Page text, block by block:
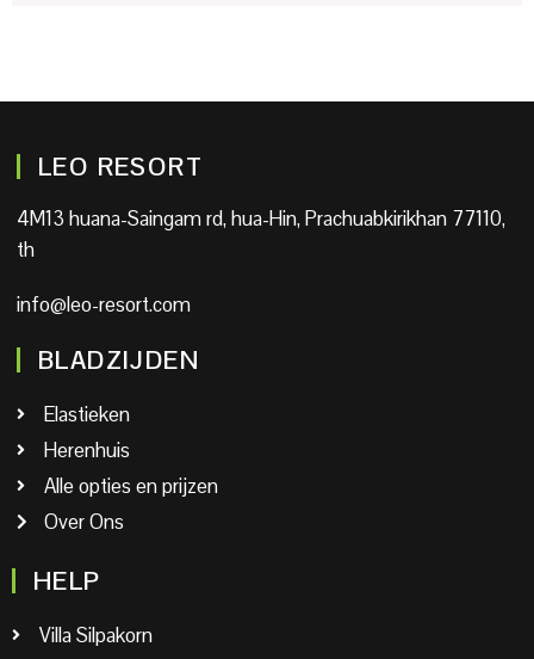
LEO RESORT
4M13 huana-Saingam rd, hua-Hin, Prachuabkirikhan 77110,
th
info@leo-resort.com
BLADZIJDEN
Elastieken
Herenhuis
Alle opties en prijzen
Over Ons
HELP
Villa Silpakorn